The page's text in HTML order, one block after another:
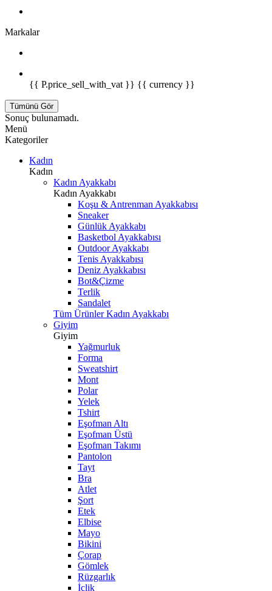
Markalar
{{ P.price_sell_with_vat }} {{ currency }}
Tümünü Gör
Sonuç bulunamadı.
Menü
Kategoriler
Kadın
Kadın
Kadın Ayakkabı
Kadın Ayakkabı
Koşu & Antrenman Ayakkabısı
Sneaker
Günlük Ayakkabı
Basketbol Ayakkabısı
Outdoor Ayakkabı
Tenis Ayakkabısı
Deniz Ayakkabısı
Bot&Çizme
Terlik
Sandalet
Tüm Ürünler Kadın Ayakkabı
Giyim
Giyim
Yağmurluk
Forma
Sweatshirt
Mont
Polar
Yelek
Tshirt
Eşofman Altı
Eşofman Üstü
Eşofman Takımı
Pantolon
Tayt
Bra
Atlet
Şort
Etek
Elbise
Mayo
Bikini
Çorap
Gömlek
Rüzgarlık
İçlik